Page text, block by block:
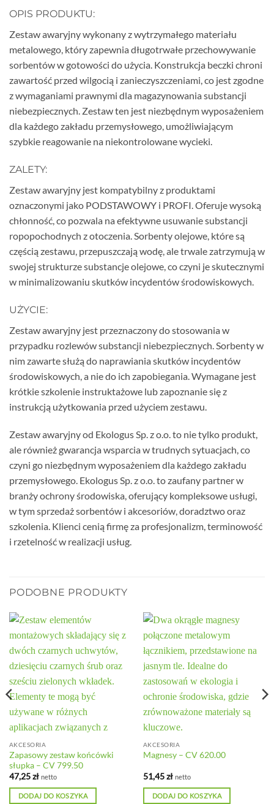
OPIS PRODUKTU:
Zestaw awaryjny wykonany z wytrzymałego materiału
metalowego, który zapewnia długotrwałe przechowywanie
sorbentów w gotowości do użycia. Konstrukcja beczki chroni
zawartość przed wilgocią i zanieczyszczeniami, co jest zgodne
z wymaganiami prawnymi dla magazynowania substancji
niebezpiecznych. Zestaw ten jest niezbędnym wyposażeniem
dla każdego zakładu przemysłowego, umożliwiającym
szybkie reagowanie na niekontrolowane wycieki.
ZALETY:
Zestaw awaryjny jest kompatybilny z produktami
oznaczonymi jako PODSTAWOWY i PROFI. Oferuje wysoką
chłonność, co pozwala na efektywne usuwanie substancji
ropopochodnych z otoczenia. Sorbenty olejowe, które są
częścią zestawu, przepuszczają wodę, ale trwale zatrzymują w
swojej strukturze substancje olejowe, co czyni je skutecznymi
w minimalizowaniu skutków incydentów środowiskowych.
UŻYCIE:
Zestaw awaryjny jest przeznaczony do stosowania w
przypadku rozlewów substancji niebezpiecznych. Sorbenty w
nim zawarte służą do naprawiania skutków incydentów
środowiskowych, a nie do ich zapobiegania. Wymagane jest
krótkie szkolenie instruktażowe lub zapoznanie się z
instrukcją użytkowania przed użyciem zestawu.
Zestaw awaryjny od Ekologus Sp. z o.o. to nie tylko produkt,
ale również gwarancja wsparcia w trudnych sytuacjach, co
czyni go niezbędnym wyposażeniem dla każdego zakładu
przemysłowego. Ekologus Sp. z o.o. to zaufany partner w
branży ochrony środowiska, oferujący kompleksowe usługi,
w tym sprzedaż sorbentów i akcesoriów, doradztwo oraz
szkolenia. Klienci cenią firmę za profesjonalizm, terminowość
i rzetelność w realizacji usług.
PODOBNE PRODUKTY
AKCESORIA
Zapasowy zestaw końcówki
słupka – CV 799.50
47,25zł netto
DODAJ DO KOSZYKA
AKCESORIA
Magnesy – CV 620.00
51,45zł netto
DODAJ DO KOSZYKA